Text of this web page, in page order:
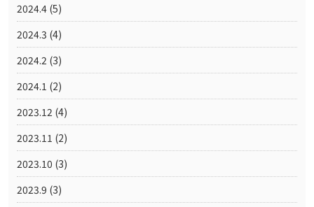
2024.4 (5)
2024.3 (4)
2024.2 (3)
2024.1 (2)
2023.12 (4)
2023.11 (2)
2023.10 (3)
2023.9 (3)